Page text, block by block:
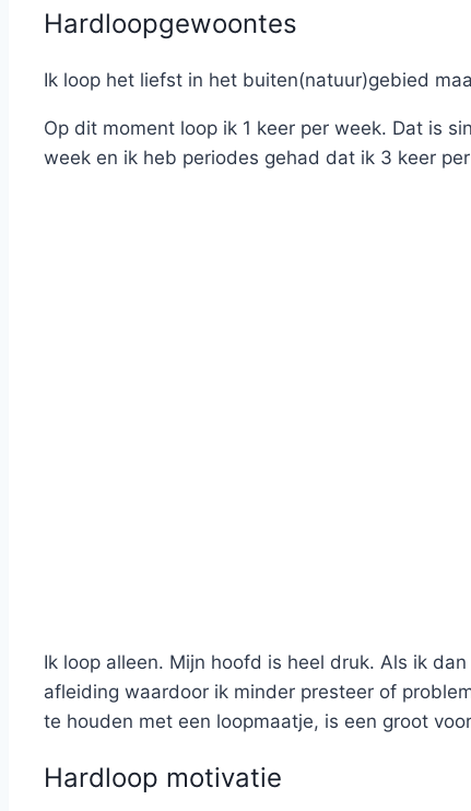
Hardloopgewoontes
Ik loop het liefst in het buiten(natuur)gebied
Op dit moment loop ik 1 keer per week. Dat is
week en ik heb periodes gehad dat ik 3 keer
Ik loop alleen. Mijn hoofd is heel druk. Als ik
afleiding waardoor ik minder presteer of
te houden met een loopmaatje, is een groot
Hardloop motivatie